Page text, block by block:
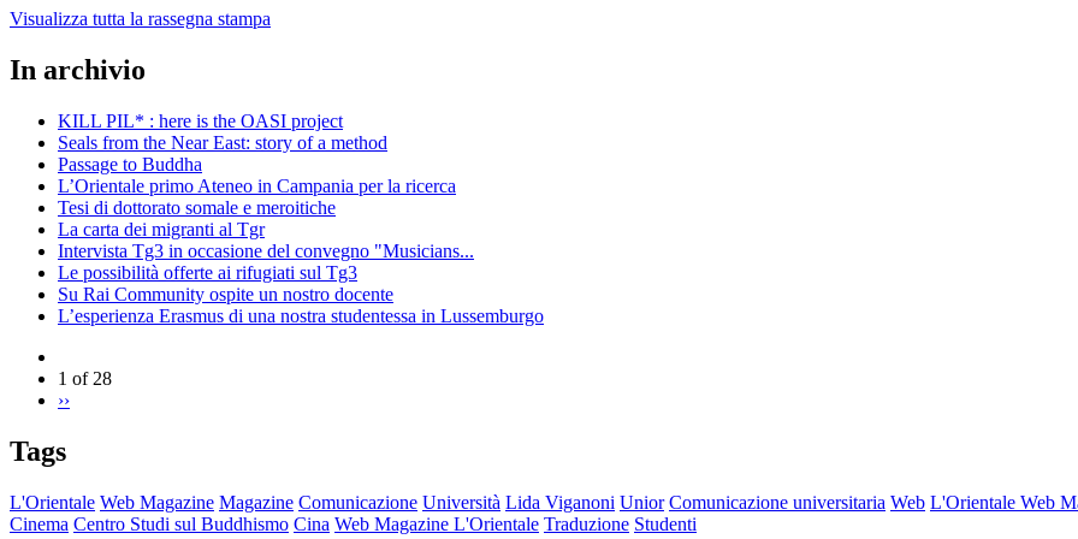
Visualizza tutta la rassegna stampa
In archivio
KILL PIL* : here is the OASI project
Seals from the Near East: story of a method
Passage to Buddha
L’Orientale primo Ateneo in Campania per la ricerca
Tesi di dottorato somale e meroitiche
La carta dei migranti al Tgr
Intervista Tg3 in occasione del convegno "Musicians...
Le possibilità offerte ai rifugiati sul Tg3
Su Rai Community ospite un nostro docente
L’esperienza Erasmus di una nostra studentessa in Lussemburgo
1 of 28
››
Tags
L'Orientale Web Magazine Magazine Comunicazione Università Lida Viganoni Unior Comunicazione universitaria Web L'Orientale Web
Cinema Centro Studi sul Buddhismo Cina Web Magazine L'Orientale Traduzione Studenti